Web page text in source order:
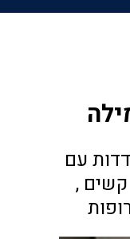
עם
,